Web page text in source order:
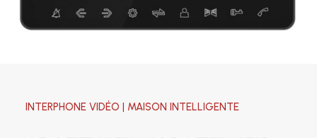
INTERPHONE VIDÉO | MAISON INTELLIGENTE